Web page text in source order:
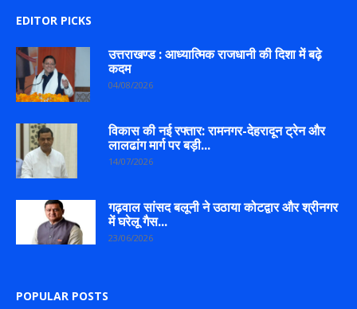
EDITOR PICKS
उत्तराखण्ड : आध्यात्मिक राजधानी की दिशा में बढ़े
कदम
04/08/2026
विकास की नई रफ्तार: रामनगर-देहरादून ट्रेन और
लालढांग मार्ग पर बड़ी...
14/07/2026
गढ़वाल सांसद बलूनी ने उठाया कोटद्वार और श्रीनगर
में घरेलू गैस...
23/06/2026
POPULAR POSTS